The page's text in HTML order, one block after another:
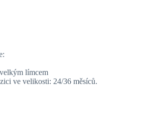
límcem
ve velikosti: 24/36 měsíců.